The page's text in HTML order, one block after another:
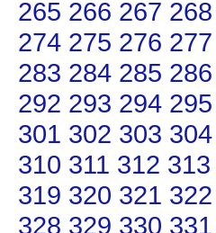
265 266 267 268
274 275 276 277
283 284 285 286
292 293 294 295
301 302 303 304
310 311 312 313
319 320 321 322
328 329 330 331